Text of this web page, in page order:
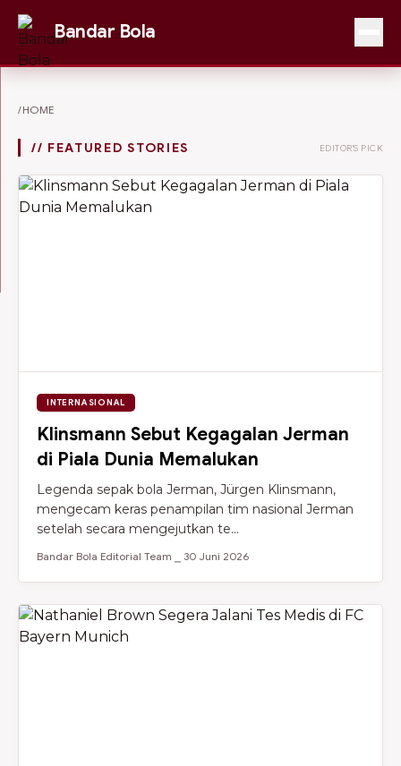
Bandar Bola
/HOME
// FEATURED STORIES EDITOR'S PICK
INTERNASIONAL
Klinsmann Sebut Kegagalan Jerman
di Piala Dunia Memalukan
Legenda sepak bola Jerman, Jürgen Klinsmann,
mengecam keras penampilan tim nasional Jerman
setelah secara mengejutkan te...
Bandar Bola Editorial Team ⎯ 30 Juni 2026